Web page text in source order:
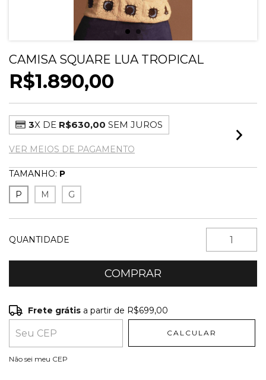
CAMISA SQUARE LUA TROPICAL
R$1.890,00
3X DE R$630,00 SEM JUROS
VER MEIOS DE PAGAMENTO
TAMANHO: P
P
M G
QUANTIDADE
Frete grátis R$699,00
Entregas para o CEP:
Frete grátis a partir de R$699,00
CALCULAR
Não sei meu CEP